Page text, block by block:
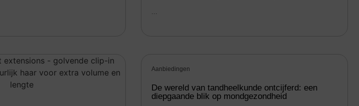
...
Aanbiedingen
De wereld van tandheelkunde ontcijferd: een
diepgaande blik op mondgezondheid